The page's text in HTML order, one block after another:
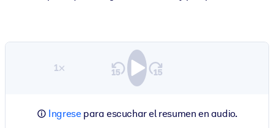
1×
Ingresepara escuchar el resumen en audio.